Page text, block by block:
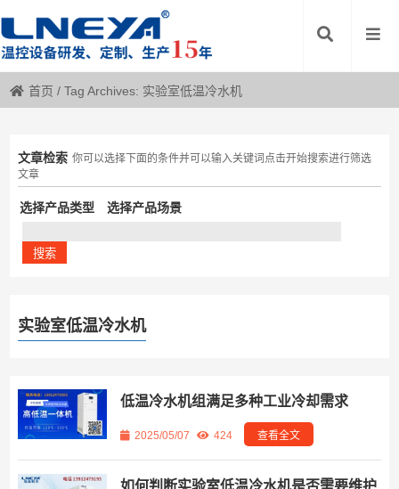
首页 /Tag Archives: 实验室低温冷水机
文章检索 你可以选择下面的条件并可以输入关键词点击开始搜索进行筛选
文章
选择产品类型 选择产品场景
实验室低温冷水机
低温冷水机组满足多种工业冷却需求
2025/05/07 424 查看全文
如何判断实验室低温冷水机是否需要维护